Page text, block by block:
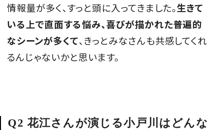
情報量が多く、すっと頭に入ってきました。生きて
いる上で直面する悩み、喜びが描かれた普遍的
なシーンが多くて、きっとみなさんも共感してくれ
るんじゃないかと思います。
Q2 花江さんが演じる小戸川はどんな